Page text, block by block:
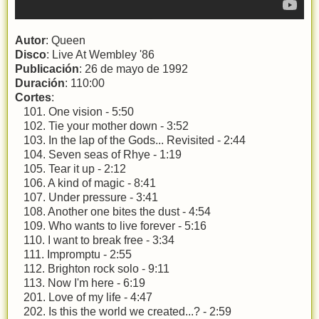
Autor: Queen
Disco: Live At Wembley '86
Publicación: 26 de mayo de 1992
Duración: 110:00
Cortes:
101. One vision - 5:50
102. Tie your mother down - 3:52
103. In the lap of the Gods... Revisited - 2:44
104. Seven seas of Rhye - 1:19
105. Tear it up - 2:12
106. A kind of magic - 8:41
107. Under pressure - 3:41
108. Another one bites the dust - 4:54
109. Who wants to live forever - 5:16
110. I want to break free - 3:34
111. Impromptu - 2:55
112. Brighton rock solo - 9:11
113. Now I'm here - 6:19
201. Love of my life - 4:47
202. Is this the world we created...? - 2:59